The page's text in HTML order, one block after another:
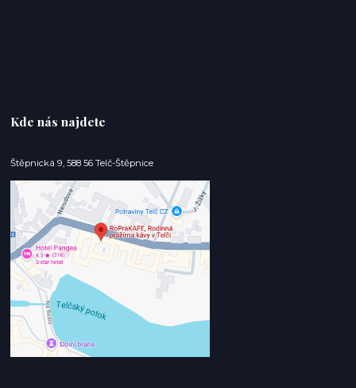
Kde nás najdete
Štěpnická 9, 588 56 Telč-Štěpnice